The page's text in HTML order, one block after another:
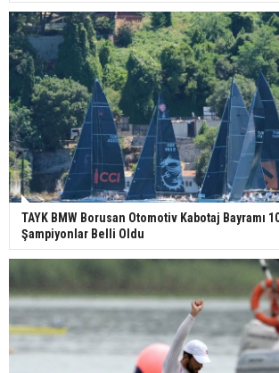
TAYK BMW Borusan Otomotiv Kabotaj Bayramı
Şampiyonlar Belli Oldu